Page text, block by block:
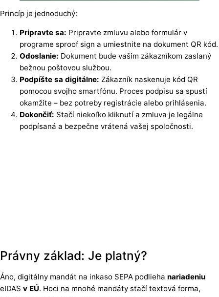
Princíp je jednoduchý:
Pripravte sa: Pripravte zmluvu alebo formulár v
programe sproof sign a umiestnite na dokument QR kód.
Odoslanie: Dokument bude vašim zákazníkom zaslaný
bežnou poštovou službou.
Podpíšte sa digitálne: Zákazník naskenuje kód QR
pomocou svojho smartfónu. Proces podpisu sa spustí
okamžite – bez potreby registrácie alebo prihlásenia.
Dokončiť: Stačí niekoľko kliknutí a zmluva je legálne
podpísaná a bezpečne vrátená vašej spoločnosti.
Právny základ: Je platný?
Áno, digitálny mandát na inkaso SEPA podlieha nariadeniu
eIDAS v EÚ. Hoci na mnohé mandáty stačí textová forma,